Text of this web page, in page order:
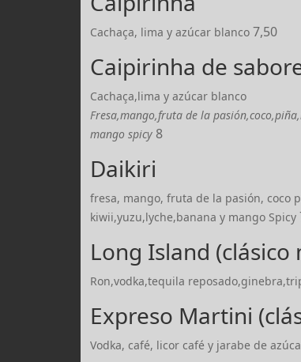
Cachaça, lima y azúcar blanco 7,50
Caipirinha de
Cachaça,lima y azúcar blanco
Fresa,mango,fruta de la
mango spicy 8
Daikiri
fresa, mango, fruta de la pasión, coco
kiwii,yuzu,lyche,banana y mango Spicy
Long Island
Ron,vodka,tequila
Expreso Martini
Vodka, café, licor café y jarabe de